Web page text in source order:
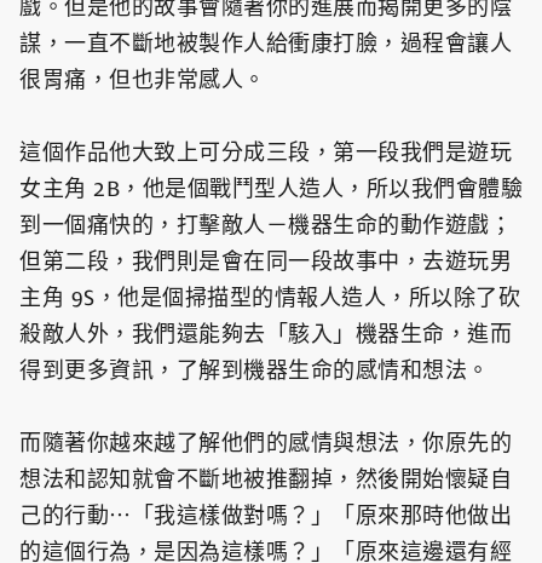
戲。但是他的故事會隨著你的進展而揭開更多的陰
謀，一直不斷地被製作人給衝康打臉，過程會讓人
很胃痛，但也非常感人。
這個作品他大致上可分成三段，第一段我們是遊玩
女主角 2B，他是個戰鬥型人造人，所以我們會體驗
到一個痛快的，打擊敵人－機器生命的動作遊戲；
但第二段，我們則是會在同一段故事中，去遊玩男
主角 9S，他是個掃描型的情報人造人，所以除了砍
殺敵人外，我們還能夠去「駭入」機器生命，進而
得到更多資訊，了解到機器生命的感情和想法。
而隨著你越來越了解他們的感情與想法，你原先的
想法和認知就會不斷地被推翻掉，然後開始懷疑自
己的行動⋯「我這樣做對嗎？」「原來那時他做出
的這個行為，是因為這樣嗎？」「原來這邊還有經